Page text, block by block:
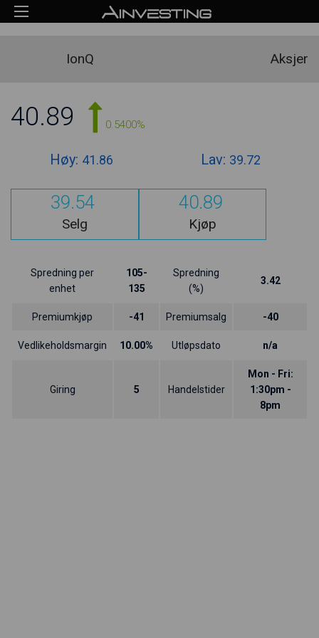
IonQ Aksjer
40.89 0.5400%
Høy: 41.86 Lav: 39.72
39.54
Selg
40.89
Kjøp
Spredning per
enhet
105-
135
Spredning
(%)
3.42
Premiumkjøp -41 Premiumsalg -40
Vedlikeholdsmargin 10.00% Utløpsdato n/a
Giring 5 Handelstider
Mon - Fri:
1:30pm -
8pm